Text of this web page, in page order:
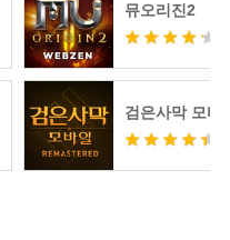
뮤오리진2
검은사막 모바